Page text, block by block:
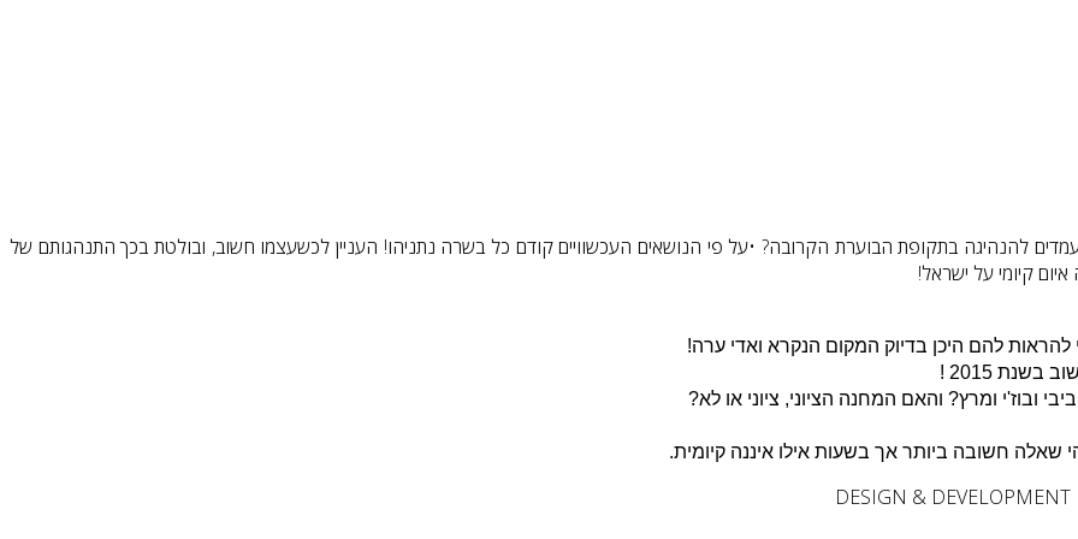
להנהיגה בתקופת הבוערת הקרובה? •על פי הנושאים העכשוויים קודם כל בשרה נתניהו! העניין לכשעצמו חשוב, ובולטת בכך התנהגותם של
קיומי על ישראל!
להראות להם היכן בדיוק המקום הנקרא ואדי ערה!
2015 !
המחנה הציוני, ציוני או לא?
שאלה חשובה ביותר אך בשעות אילו איננה קיומית.